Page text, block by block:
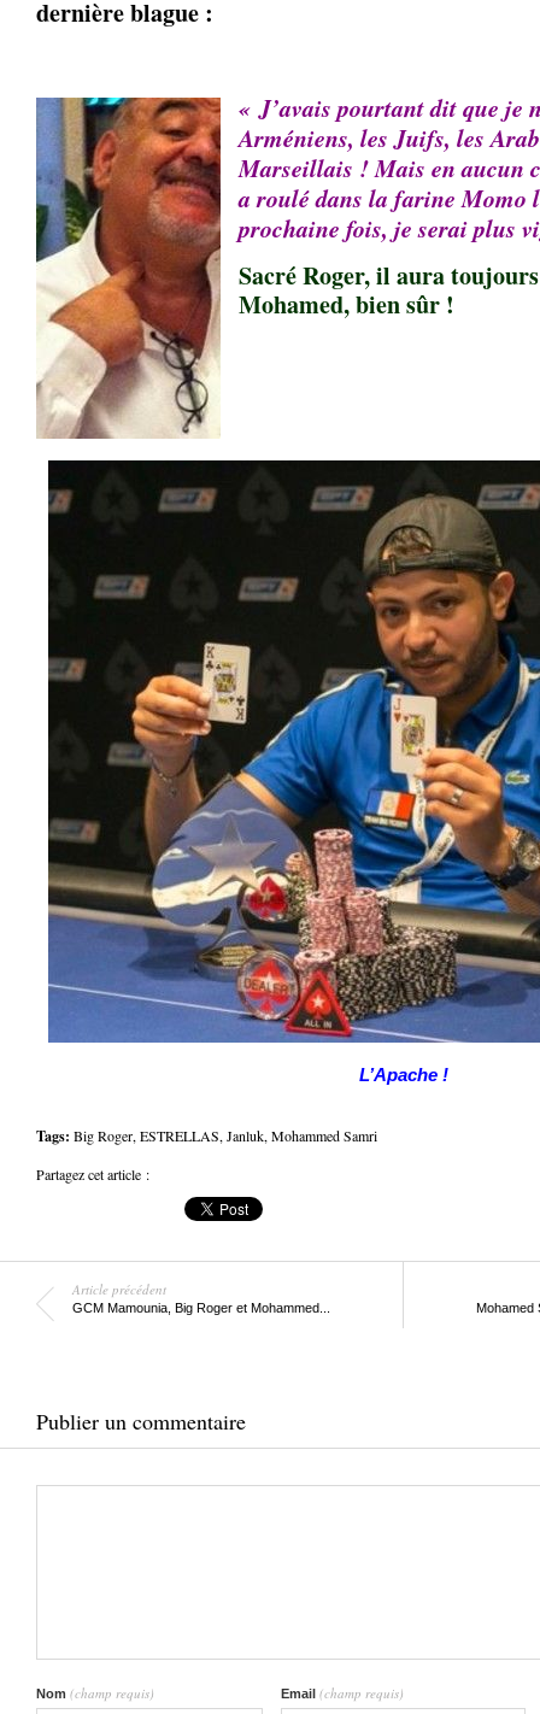
dernière blague :
« J’avais pourtant dit que je
Arméniens, les Juifs, les
Marseillais ! Mais en aucun
a roulé dans la farine Momo
prochaine fois, je serai plus
Sacré Roger, il aura
Mohamed, bien sûr !
L’Apache !
Tags: Big Roger, ESTRELLAS, Janluk, Mohammed Samri
Partagez cet article :
Article précédent
GCM Mamounia, Big Roger et Mohammed... Mohamed
Publier un commentaire
Nom (champ requis) Email (champ requis)